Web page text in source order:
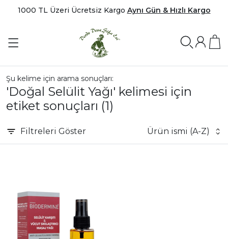
1000 TL Üzeri Ücretsiz Kargo Aynı Gün & Hızlı Kargo
Şu kelime için arama sonuçları:
'Doğal Selülit Yağı' kelimesi için
etiket sonuçları (1)
Filtreleri Göster Ürün ismi (A-Z)